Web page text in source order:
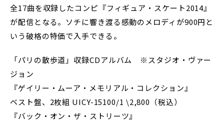
全17曲を収録したコンピ『フィギュア・スケート2014』
が配信となる。ソチに響き渡る感動のメロディが900円と
いう破格の特価で入手できる。
「パリの散歩道」収録CDアルバム ※スタジオ・ヴァー
ジョン
『ゲイリー・ムーア・メモリアル・コレクション』
ベスト盤、2枚組 UICY-15100/1 \2,800（税込）
『バック・オン・ザ・ストリーツ』